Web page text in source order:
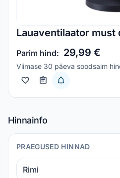
Lauaventilaator must
Parim hind: 29,99 €
Viimase 30 päeva soodsaim
Hinnainfo
PRAEGUSED HINNAD
Rimi